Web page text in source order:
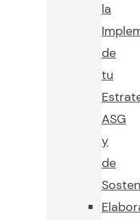
la
de
tu
ASG
y
de